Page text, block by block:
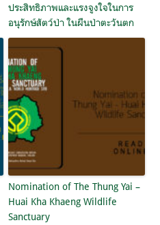
ประสิทธิภาพและแรงจูงใจในการ
อนุรักษ์สัตว์ป่า ในผืนป่าตะวันตก
Nomination of The Thung Yai –
Huai Kha Khaeng Wildlife
Sanctuary